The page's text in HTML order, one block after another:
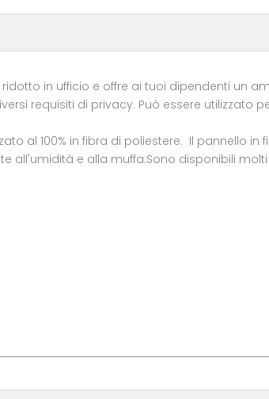
in ufficio e offre ai tuoi dipendenti un
requisiti di privacy. Può essere utilizzato
al 100% in fibra di poliestere. Il pannello in
all'umidità e alla muffa.Sono disponibili